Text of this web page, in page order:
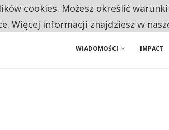
EMERYTURY SENIORZY PRZEZNACZAJĄ NA
WIADOMOŚCI IMPACT
cookies. Możesz określić
Więcej informacji znajdziesz w